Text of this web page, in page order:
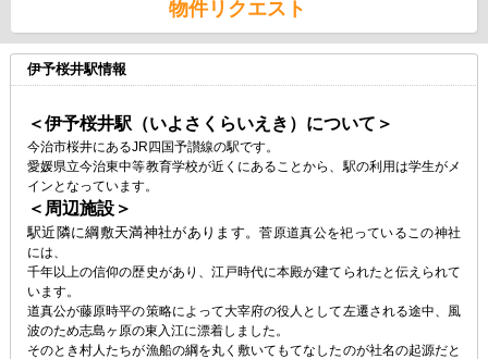
物件リクエスト
伊予桜井駅情報
＜伊予桜井駅（いよさくらいえき）について＞
今治市桜井にあるJR四国予讃線の駅です。
愛媛県立今治東中等教育学校が近くにあることから、駅の利用は学生がメ
インとなっています。
＜周辺施設＞
駅近隣に綱敷天満神社があります。菅原道真公を祀っているこの神社
には、
千年以上の信仰の歴史があり、江戸時代に本殿が建てられたと伝えられて
います。
道真公が藤原時平の策略によって大宰府の役人として左遷される途中、風
波のため志島ヶ原の東入江に漂着しました。
そのとき村人たちが漁船の綱を丸く敷いてもてなしたのが社名の起源だと